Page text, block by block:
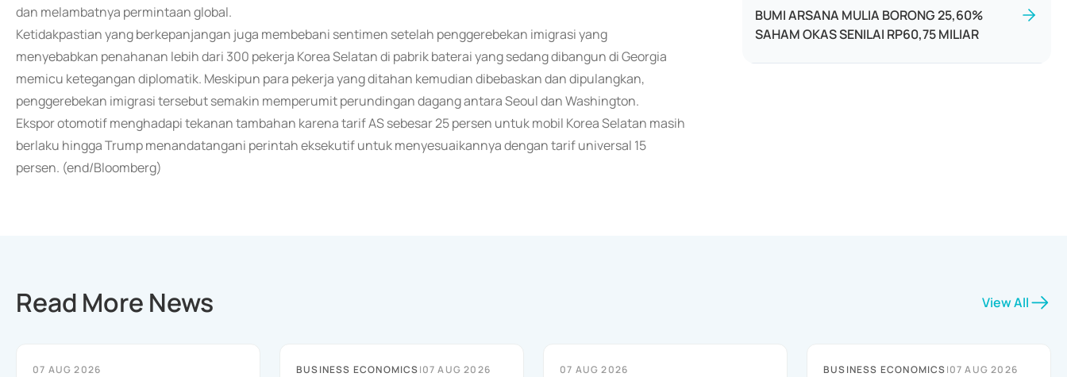
dan melambatnya permintaan global.
Ketidakpastian yang berkepanjangan juga membebani sentimen setelah penggerebekan imigrasi yang
menyebabkan penahanan lebih dari 300 pekerja Korea Selatan di pabrik baterai yang sedang dibangun di Georgia
memicu ketegangan diplomatik. Meskipun para pekerja yang ditahan kemudian dibebaskan dan dipulangkan,
penggerebekan imigrasi tersebut semakin memperumit perundingan dagang antara Seoul dan Washington.
Ekspor otomotif menghadapi tekanan tambahan karena tarif AS sebesar 25 persen untuk mobil Korea Selatan masih
berlaku hingga Trump menandatangani perintah eksekutif untuk menyesuaikannya dengan tarif universal 15
persen. (end/Bloomberg)
BUMI ARSANA MULIA BORONG 25,60%
SAHAM OKAS SENILAI RP60,75 MILIAR
Read More News View All
07 AUG 2026 BUSINESS ECONOMICS|07 AUG 2026 07 AUG 2026 BUSINESS ECONOMICS|07 AUG 2026